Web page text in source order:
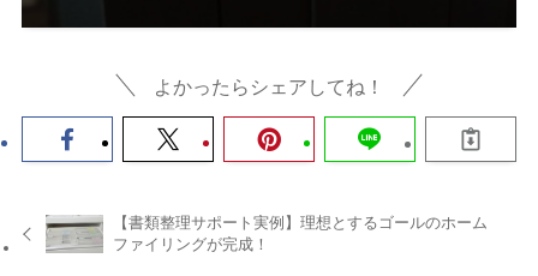
よかったらシェアしてね！
【書類整理サポート実例】理想とするゴールのホーム
ファイリングが完成！